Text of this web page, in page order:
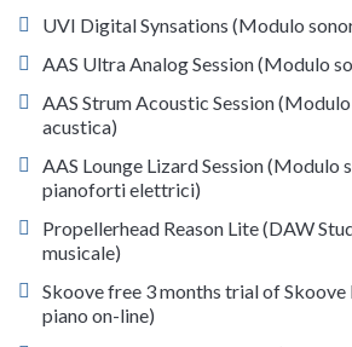
UVI Digital Synsations (Modulo
AAS Ultra Analog Session (Modulo
AAS Strum Acoustic Session
acustica)
AAS Lounge Lizard Session (Modulo
pianoforti elettrici)
Propellerhead Reason Lite (DAW
musicale)
Skoove free 3 months trial of
piano on-line)